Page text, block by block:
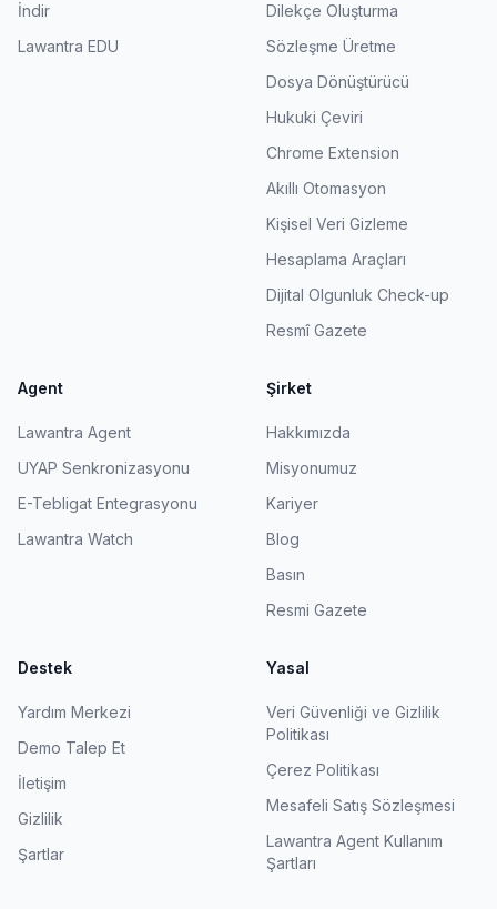
İndir
Lawantra EDU
Dilekçe Oluşturma
Sözleşme Üretme
Dosya Dönüştürücü
Hukuki Çeviri
Chrome Extension
Akıllı Otomasyon
Kişisel Veri Gizleme
Hesaplama Araçları
Dijital Olgunluk Check-up
Resmî Gazete
Agent
Lawantra Agent
UYAP Senkronizasyonu
E-Tebligat Entegrasyonu
Lawantra Watch
Şirket
Hakkımızda
Misyonumuz
Kariyer
Blog
Basın
Resmi Gazete
Destek
Yardım Merkezi
Demo Talep Et
İletişim
Gizlilik
Şartlar
Yasal
Veri Güvenliği ve Gizlilik
Politikası
Çerez Politikası
Mesafeli Satış Sözleşmesi
Lawantra Agent Kullanım
Şartları